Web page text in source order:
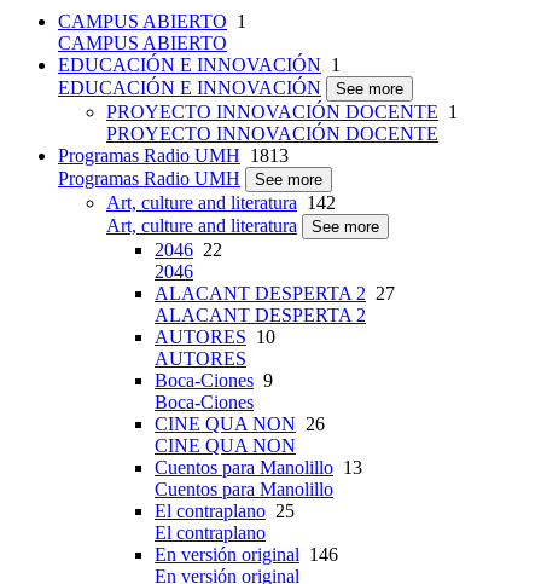
CAMPUS ABIERTO 1
CAMPUS ABIERTO
EDUCACIÓN E INNOVACIÓN 1
EDUCACIÓN E INNOVACIÓN
See more
PROYECTO INNOVACIÓN DOCENTE 1
PROYECTO INNOVACIÓN DOCENTE
Programas Radio UMH 1813
Programas Radio UMH
See more
Art, culture and literatura 142
Art, culture and literatura
See more
2046 22
2046
ALACANT DESPERTA 2 27
ALACANT DESPERTA 2
AUTORES 10
AUTORES
Boca-Ciones 9
Boca-Ciones
CINE QUA NON 26
CINE QUA NON
Cuentos para Manolillo 13
Cuentos para Manolillo
El contraplano 25
El contraplano
En versión original 146
En versión original